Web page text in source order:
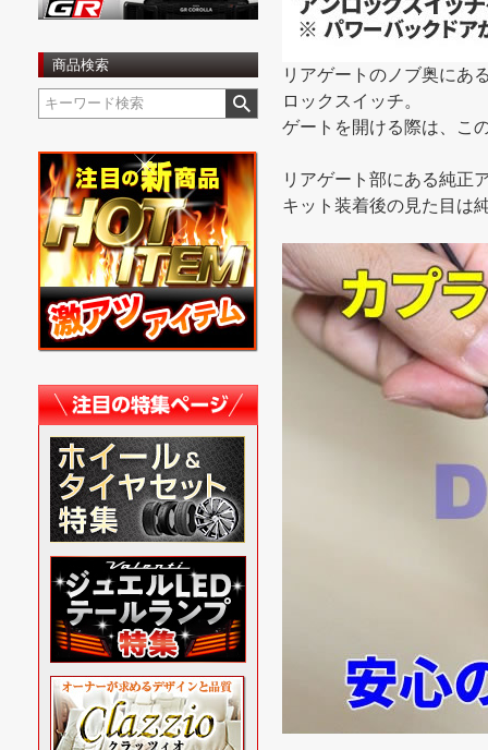
商品検索
リアゲートのノブ奥にあ
ロックスイッチ。
ゲートを開ける際は、こ
リアゲート部にある純正
キット装着後の見た目は